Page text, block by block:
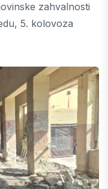
zahvalnosti
5. kolovoza